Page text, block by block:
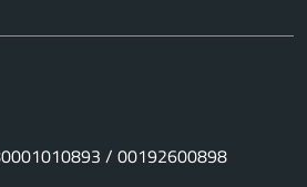
/ 00192600898